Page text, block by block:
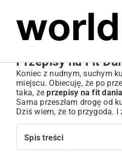
Przepisy na Fit
Koniec z nudnym, suchym
miejscu. Obiecuję, że po
taka, żeprzepisy na fit
Sama przeszłam drogę od
Dziś wiem, że to przygoda.
Spis treści